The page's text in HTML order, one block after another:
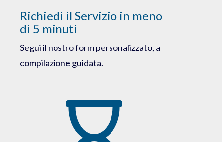
Richiedi il Servizio in meno
di 5 minuti
Segui il nostro form personalizzato, a
compilazione guidata.